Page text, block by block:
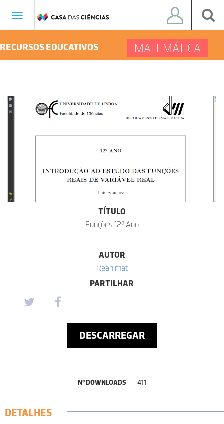
Toggle
RECURSOS EDUCATIVOS MATEMÁTICA
TÍTULO
Funções 12º Ano
AUTOR
Reanimat
PARTILHAR
DESCARREGAR
Nº DOWNLOADS 411
DETALHES